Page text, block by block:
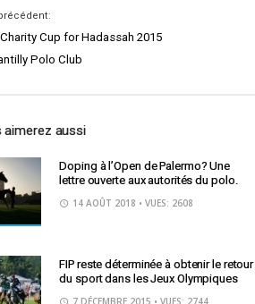
Cup for Hadassah 2015
Polo Club
aimerez aussi
Doping à l’Open de Palermo? Une
lettre ouverte aux autorités du polo.
14 AOÛT 2018 • VUES: 2608
FIP reste déterminée à obtenir le retour
du sport dans les Jeux Olympiques
7 DÉCEMBRE 2015 • VUES: 2744